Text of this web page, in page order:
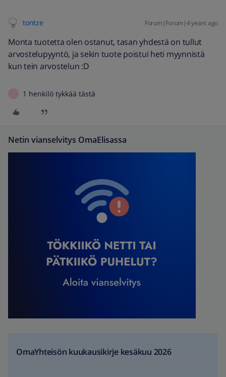
tontze Forum|Forum|4 years ago
Monta tuotetta olen ostanut, tasan yhdestä on tullut
arvostelupyyntö, ja sekin tuote poistui heti myynnistä
kun tein arvostelun :D
1 henkilö tykkää tästä
Netin vianselvitys OmaElisassa
OmaYhteisön kuukausikirje kesäkuu 2026